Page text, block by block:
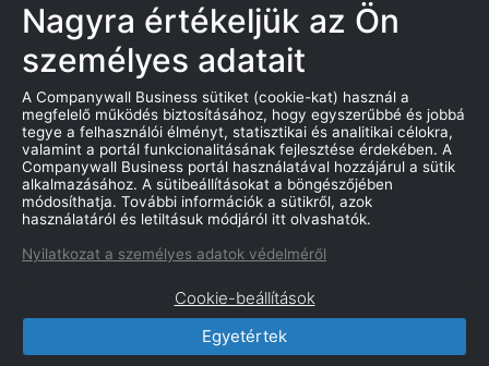
2017. 03. 23.
Tevékenység kódja
902003 - Előadó-művészeti
tevékenység (zenei);
Leaflet|© OpenStreetMap contributors
KAPCSOLATOK
CompanyWall Business © 2026
Felhasználási feltétek | Adatvédelmi szabályzat
Nagyra értékeljük az Ön
személyes adatait
A Companywall Business sütiket (cookie-kat) használ a
megfelelő működés biztosításához, hogy egyszerűbbé és jobbá
tegye a felhasználói élményt, statisztikai és analitikai célokra,
valamint a portál funkcionalitásának fejlesztése érdekében. A
Companywall Business portál használatával hozzájárul a sütik
alkalmazásához. A sütibeállításokat a böngészőjében
módosíthatja. További információk a sütikről, azok
használatáról és letiltásuk módjáról itt olvashatók.
Nyilatkozat a személyes adatok védelméről
Cookie-beállítások
Egyetértek